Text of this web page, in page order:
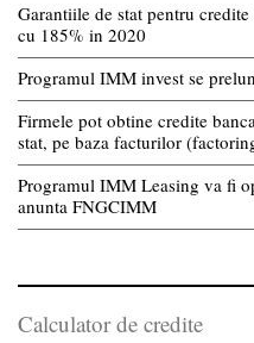
Garantiile de stat pentru
cu 185% in 2020
Programul IMM invest se
Firmele pot obtine credite
stat, pe baza facturilor
Programul IMM Leasing va fi
anunta FNGCIMM
Calculator de credite